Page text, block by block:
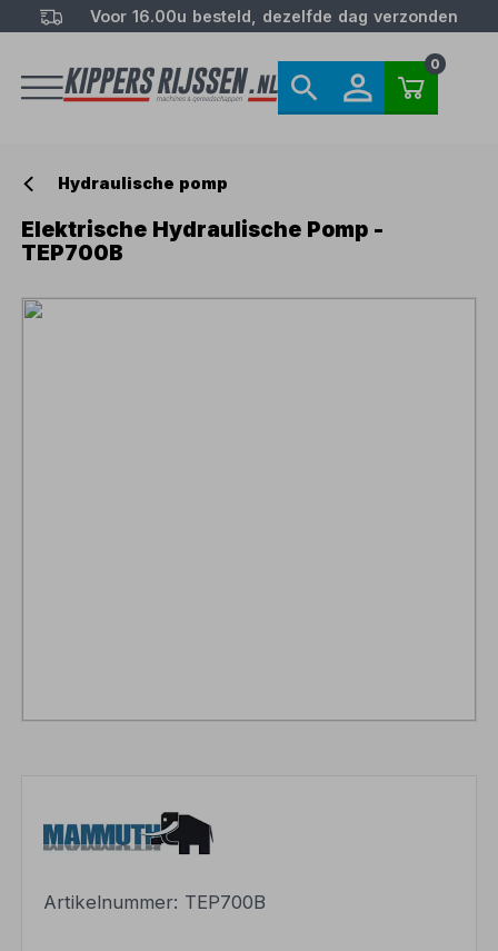
Voor 16.00u besteld, dezelfde dag verzonden
0
Hydraulische pomp
Elektrische Hydraulische Pomp -
TEP700B
Artikelnummer: TEP700B